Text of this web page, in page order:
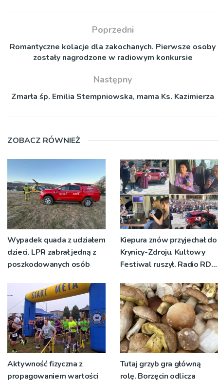
Poprzedni
Romantyczne kolacje dla zakochanych. Pierwsze osoby
zostały nagrodzone w radiowym konkursie
Następny
Zmarła śp. Emilia Stempniowska, mama Ks. Kazimierza
ZOBACZ RÓWNIEŻ
Wypadek quada z udziałem
dzieci. LPR zabrał jedną z
poszkodowanych osób
Kiepura znów przyjechał do
Krynicy-Zdroju. Kultowy
Festiwal ruszył. Radio RDN
żywo [ZDJĘCIA]
Aktywność fizyczna z
propagowaniem wartości
Tutaj grzyb gra główną
rolę. Borzęcin odlicza